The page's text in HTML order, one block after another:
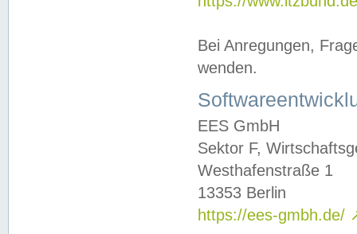
Bei Anregungen,
wenden.
EES GmbH
Sektor F,
Westhafenstraße 1
13353 Berlin
https://ees-gmbh.de/